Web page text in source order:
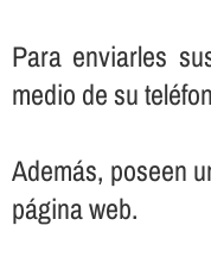
Para enviarles
medio de su
Además, poseen
página web.